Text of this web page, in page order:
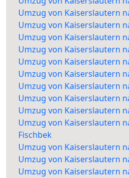
Umzug von Kaiserslautern
Umzug von Kaiserslautern
Umzug von Kaiserslautern
Umzug von Kaiserslautern
Umzug von Kaiserslautern
Umzug von Kaiserslautern
Umzug von Kaiserslautern
Umzug von Kaiserslautern
Umzug von Kaiserslautern
Umzug von Kaiserslautern
Fischbek
Umzug von Kaiserslautern
Umzug von Kaiserslautern
Umzug von Kaiserslautern